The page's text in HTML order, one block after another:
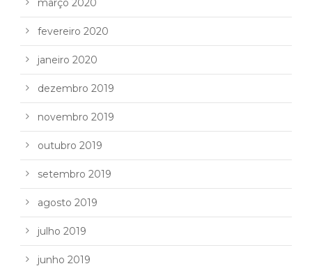
março 2020
fevereiro 2020
janeiro 2020
dezembro 2019
novembro 2019
outubro 2019
setembro 2019
agosto 2019
julho 2019
junho 2019